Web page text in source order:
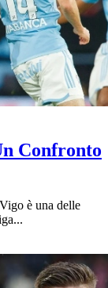
Confronto
è una delle